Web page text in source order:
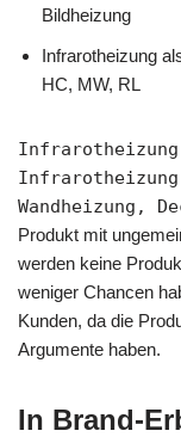
Bildheizung
Infrarotheizung
HC, MW, RL
Wandheizung,
Produkt mit
werden keine
weniger Chancen
Kunden, da die
Argumente haben.
In Brand-